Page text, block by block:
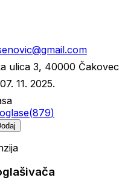
ulica 3, 40000 Čakovec
07. 11. 2025.
(879)